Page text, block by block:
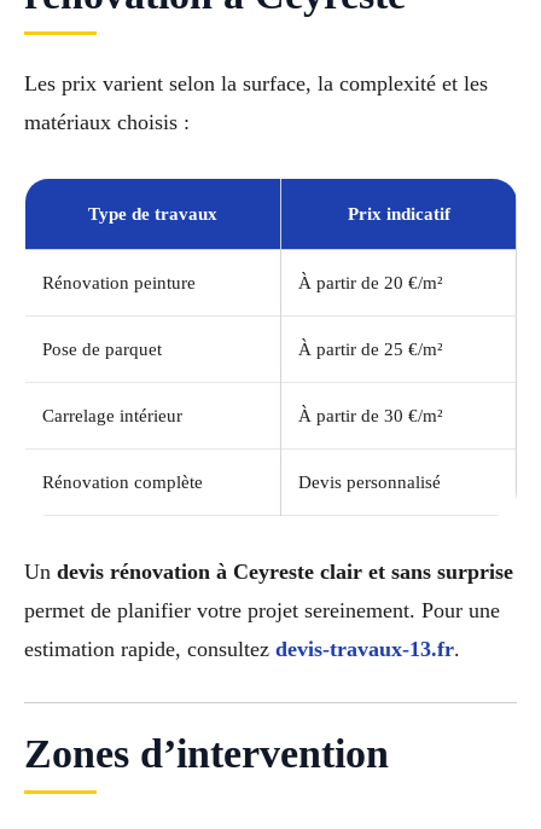
Les prix varient selon la surface, la complexité et les
matériaux choisis :
Type de travaux Prix indicatif
Rénovation peinture À partir de 20 €/m²
Pose de parquet À partir de 25 €/m²
Carrelage intérieur À partir de 30 €/m²
Rénovation complète Devis personnalisé
Un devis rénovation à Ceyreste clair et sans surprise
permet de planifier votre projet sereinement. Pour une
estimation rapide, consultez devis-travaux-13.fr.
Zones d’intervention